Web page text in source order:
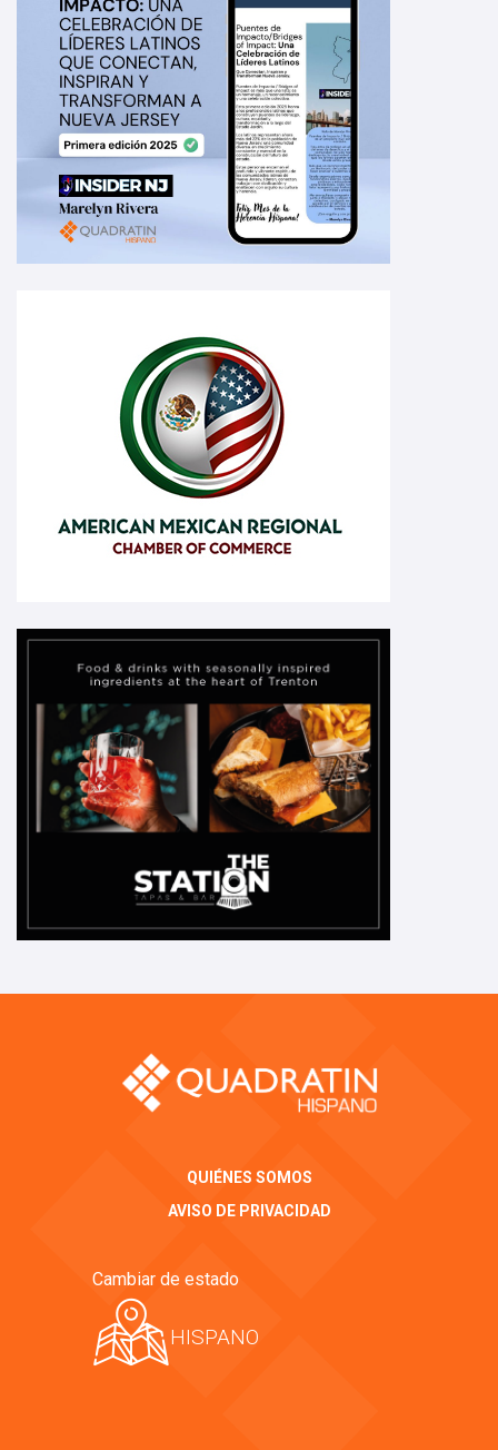
QUIÉNES SOMOS
AVISO DE PRIVACIDAD
Cambiar de estado
HISPANO